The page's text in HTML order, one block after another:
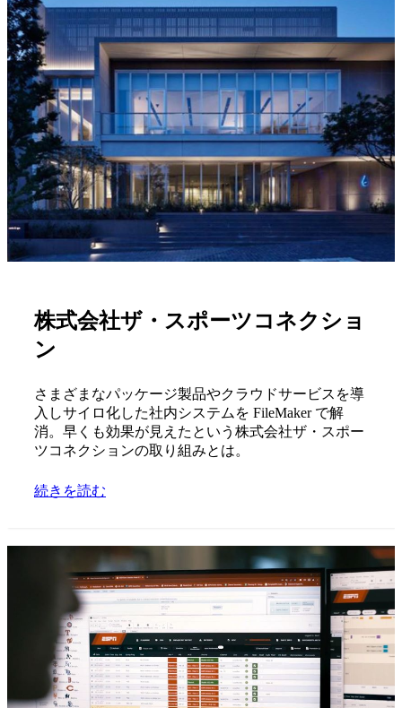
株式会社ザ・スポーツコネクショ
ン
さまざまなパッケージ製品やクラウドサービスを導
入しサイロ化した社内システムを FileMaker で解
消。早くも効果が見えたという株式会社ザ・スポー
ツコネクションの取り組みとは。
続きを読む